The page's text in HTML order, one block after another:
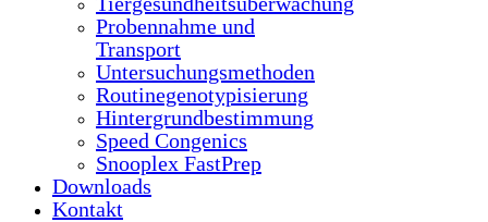
Probennahme und
Transport
Untersuchungsmethoden
Routinegenotypisierung
Hintergrundbestimmung
Speed Congenics
Snooplex FastPrep
Downloads
Kontakt